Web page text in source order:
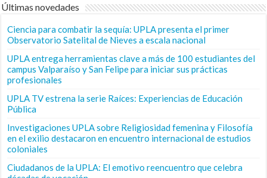
Últimas novedades
Ciencia para combatir la sequía: UPLA presenta el primer
Observatorio Satelital de Nieves a escala nacional
UPLA entrega herramientas clave a más de 100 estudiantes del
campus Valparaíso y San Felipe para iniciar sus prácticas
profesionales
UPLA TV estrena la serie Raíces: Experiencias de Educación
Pública
Investigaciones UPLA sobre Religiosidad femenina y Filosofía
en el exilio destacaron en encuentro internacional de estudios
coloniales
Ciudadanos de la UPLA: El emotivo reencuentro que celebra